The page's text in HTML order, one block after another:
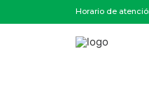
Horario de